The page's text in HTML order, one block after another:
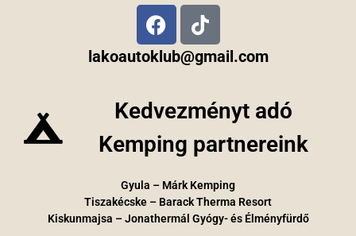
lakoautoklub@gmail.com
Kedvezményt adó
Kemping partnereink
Gyula – Márk Kemping
Tiszakécske – Barack Therma Resort
Kiskunmajsa – Jonathermál Gyógy- és Élményfürdő